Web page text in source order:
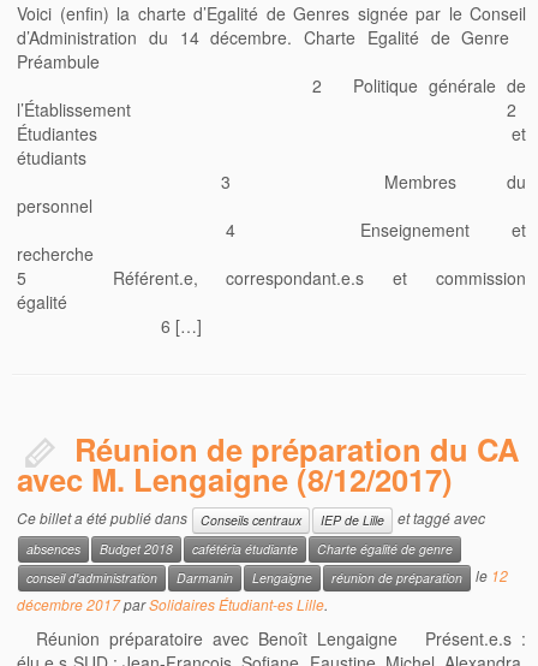
Voici (enfin) la charte d’Egalité de Genres signée par le Conseil
d’Administration du 14 décembre. Charte Egalité de Genre
Préambule
2 Politique générale de
l’Établissement 2
Étudiantes et
étudiants
3 Membres du
personnel
4 Enseignement et
recherche
5 Référent.e, correspondant.e.s et commission
égalité
6 […]
Réunion de préparation du CA
avec M. Lengaigne (8/12/2017)
Ce billet a été publié dans Conseils centraux IEP de Lille et taggé avec
absences Budget 2018 cafétéria étudiante
Charte égalité de genre
conseil d'administration
Darmanin Lengaigne réunion de préparation le 12
décembre 2017parSolidaires Étudiant-es Lille.
Réunion préparatoire avec Benoît Lengaigne Présent.e.s :